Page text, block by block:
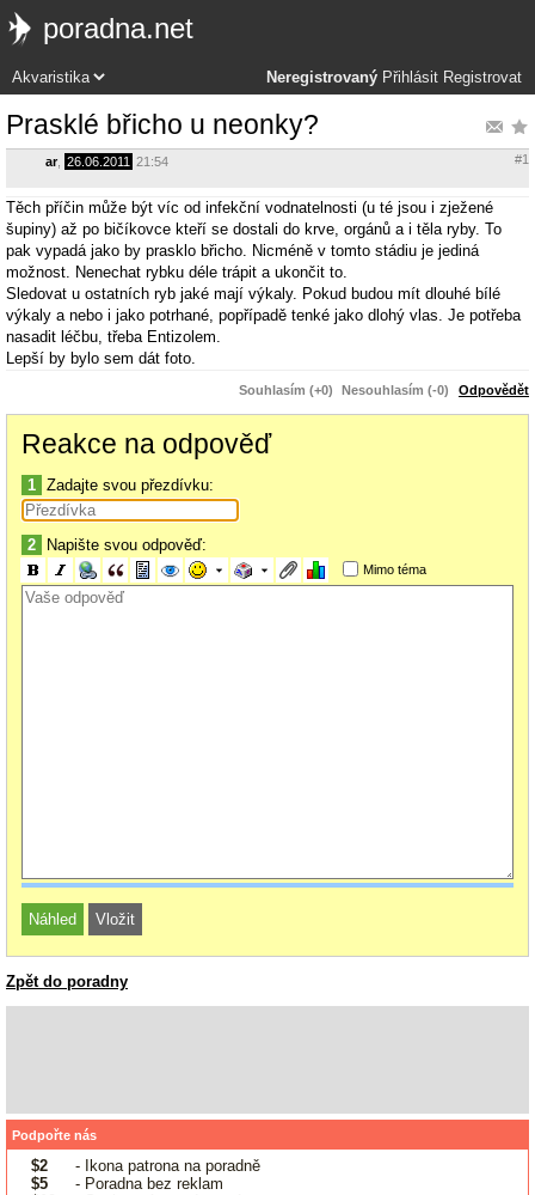
poradna.net
Neregistrovaný Přihlásit Registrovat
Prasklé břicho u neonky?
ar, 26.06.2011 21:54 #1
Těch příčin může být víc od infekční vodnatelnosti (u té jsou i zježené
šupiny) až po bičíkovce kteří se dostali do krve, orgánů a i těla ryby. To
pak vypadá jako by prasklo břicho. Nicméně v tomto stádiu je jediná
možnost. Nenechat rybku déle trápit a ukončit to.
Sledovat u ostatních ryb jaké mají výkaly. Pokud budou mít dlouhé bílé
výkaly a nebo i jako potrhané, popřípadě tenké jako dlohý vlas. Je potřeba
nasadit léčbu, třeba Entizolem.
Lepší by bylo sem dát foto.
Souhlasím (+0) Nesouhlasím (-0) Odpovědět
Reakce na odpověď
1 Zadajte svou přezdívku:
2 Napište svou odpověď:
Mimo téma
Zpět do poradny
Podpořte nás
$2
- Ikona patrona na poradně
$5
- Poradna bez reklam